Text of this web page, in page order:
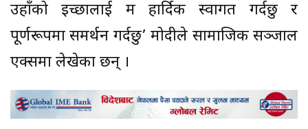
उहाँको इच्छालाई म हार्दिक स्वागत गर्दछु र
पूर्णरूपमा समर्थन गर्दछु’ मोदीले सामाजिक सञ्जाल
एक्समा लेखेका छन् ।